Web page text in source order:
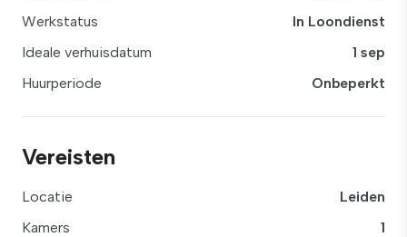
Werkstatus
In Loondienst
Ideale verhuisdatum
1 sep
Huurperiode
Onbeperkt
Vereisten
Locatie
Leiden
Kamers
1